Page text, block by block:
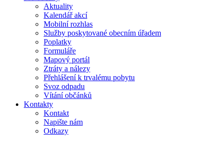
Aktuality
Kalendář akcí
Mobilní rozhlas
Služby poskytované obecním úřadem
Poplatky
Formuláře
Mapový portál
Ztráty a nálezy
Přehlášení k trvalému pobytu
Svoz odpadu
Vítání občánků
Kontakty
Kontakt
Napište nám
Odkazy